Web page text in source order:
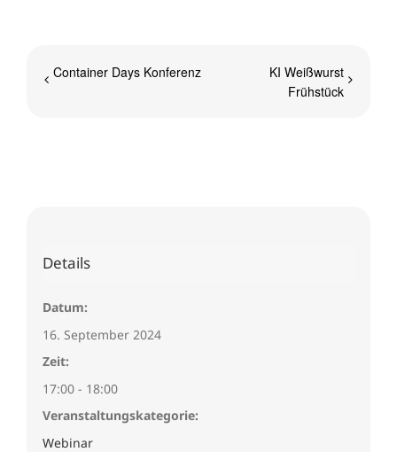
Container Days Konferenz
KI Weißwurst
Frühstück
Details
Datum:
16. September 2024
Zeit:
17:00 - 18:00
Veranstaltungskategorie:
Webinar